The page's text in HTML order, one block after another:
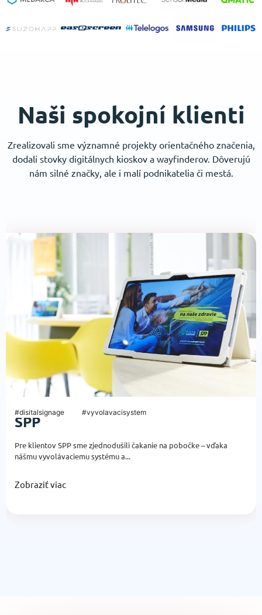
Naši spokojní klienti
Zrealizovali sme významné projekty orientačného značenia,
dodali stovky digitálnych kioskov a wayfinderov. Dôverujú
nám silné značky, ale i malí podnikatelia či mestá.
#disitalsignage #vyvolavacisystem
SPP
Pre klientov SPP sme zjednodušili čakanie na pobočke – vďaka
nášmu vyvolávaciemu systému a...
Zobraziť viac